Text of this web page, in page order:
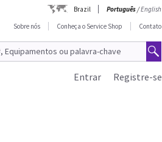
Brazil Português/English
Sobre nós
Conheça o Service Shop Contato
Registre-se
Entrar